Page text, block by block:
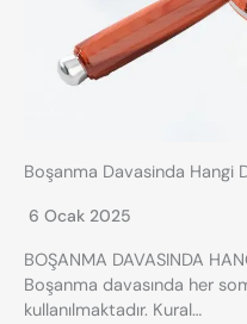
Boşanma Davasinda Hangi
6 Ocak 2025
BOŞANMA DAVASINDA
Boşanma davasında her
kullanılmaktadır. Kural…